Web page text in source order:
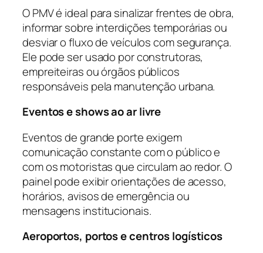
O PMV é ideal para sinalizar frentes de obra,
informar sobre interdições temporárias ou
desviar o fluxo de veículos com segurança.
Ele pode ser usado por construtoras,
empreiteiras ou órgãos públicos
responsáveis pela manutenção urbana.
Eventos e shows ao ar livre
Eventos de grande porte exigem
comunicação constante com o público e
com os motoristas que circulam ao redor. O
painel pode exibir orientações de acesso,
horários, avisos de emergência ou
mensagens institucionais.
Aeroportos, portos e centros logísticos